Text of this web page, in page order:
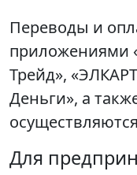
Переводы и
приложениями
Трейд»,
Деньги», а
Для